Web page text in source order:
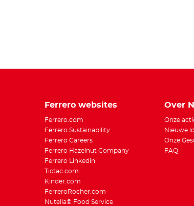
Ferrero websites
Ferrero.com
Ferrero Sustainability
Ferrero Careers
Ferrero Hazelnut Company
Ferrero Linkedin
Tictac.com
Kinder.com
FerreroRocher.com
Nutella® Food Service
Over
Onze
Nieuwe
Onze
FAQ